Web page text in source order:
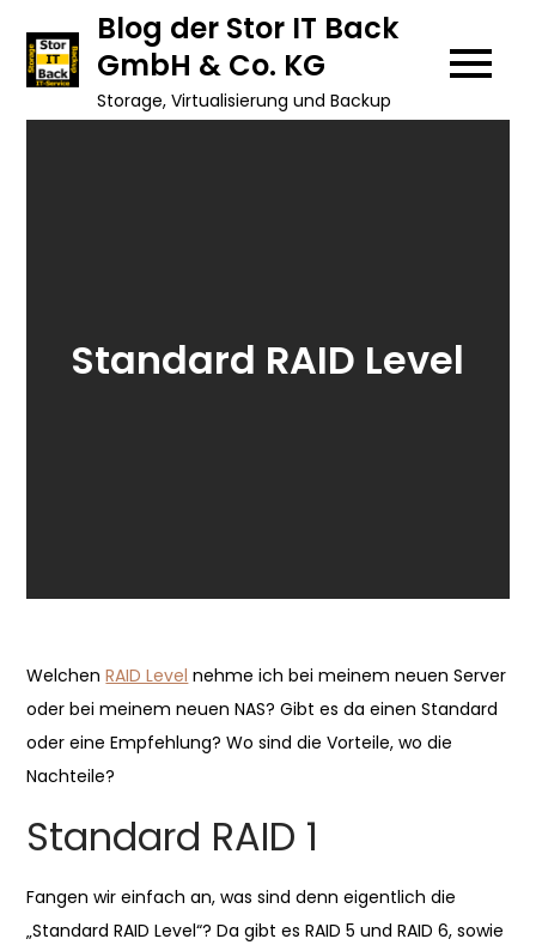
content
Blog der Stor IT Back
GmbH & Co. KG
Storage, Virtualisierung und Backup
Standard RAID Level
WelchenRAID Level nehme ich bei meinem neuen Server
oder bei meinem neuen NAS? Gibt es da einen Standard
oder eine Empfehlung? Wo sind die Vorteile, wo die
Nachteile?
Standard RAID 1
Fangen wir einfach an, was sind denn eigentlich die
„Standard RAID Level“? Da gibt es RAID 5 und RAID 6, sowie